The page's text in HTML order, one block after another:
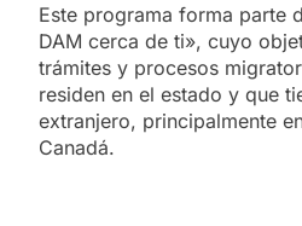
Este programa forma parte
DAM cerca de ti», cuyo
trámites y procesos
residen en el estado y que
extranjero, principalmente
Canadá.